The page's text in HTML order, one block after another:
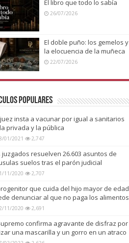
El libro que todo lo sabía
26/07/2026
El doble puño: los gemelos y
la elocuencia de la muñeca
22/07/2026
Populares
insta a vacunar por igual a sanitarios
privada y la pública
01/2021 2,747
juzgados resuelven 26.603 asuntos de
suelos tras el parón judicial
11/2020 2,707
que cuida del hijo mayor de edad
denunciar al que no paga los alimentos
11/2020 2,691
confirma agravante de disfraz por
una mascarilla y un gorro en un atraco